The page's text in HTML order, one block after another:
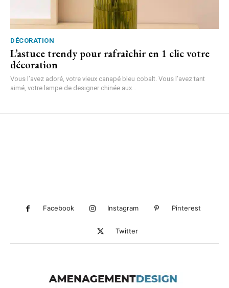
DÉCORATION
L’astuce trendy pour rafraîchir en 1 clic votre
décoration
Vous l’avez adoré, votre vieux canapé bleu cobalt. Vous l’avez tant
aimé, votre lampe de designer chinée aux...
Facebook Instagram Pinterest
Twitter